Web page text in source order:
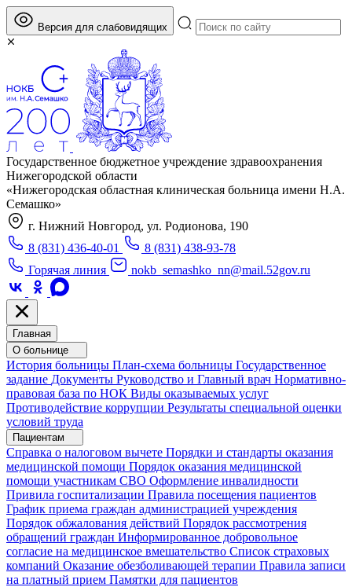
Версия для слабовидящих
Государственное бюджетное учреждение здравоохранения
Нижегородской области
«Нижегородская областная клиническая больница имени Н.А.
Семашко»
г. Нижний Новгород, ул. Родионова, 190
8 (831) 436-40-01
8 (831) 438-93-78
Горячая линия
nokb_semashko_nn@mail.52gov.ru
Главная
О больнице
История больницы План-схема больницы Государственное
задание Документы Руководство и Главный врач Нормативно-
правовая база по НОК Виды оказываемых услуг
Противодействие коррупции Результаты специальной оценки
условий труда
Пациентам
Справка о налоговом вычете Порядки и стандарты оказания
медицинской помощи Порядок оказания медицинской
помощи участникам СВО Оформление инвалидности
Привила госпитализации Правила посещения пациентов
График приема граждан администрацией учреждения
Порядок обжалования действий Порядок рассмотрения
обращений граждан Информированное добровольное
согласие на медицинское вмешательство Список страховых
компаний Оказание обезболивающей терапии Правила записи
на платный прием Памятки для пациентов